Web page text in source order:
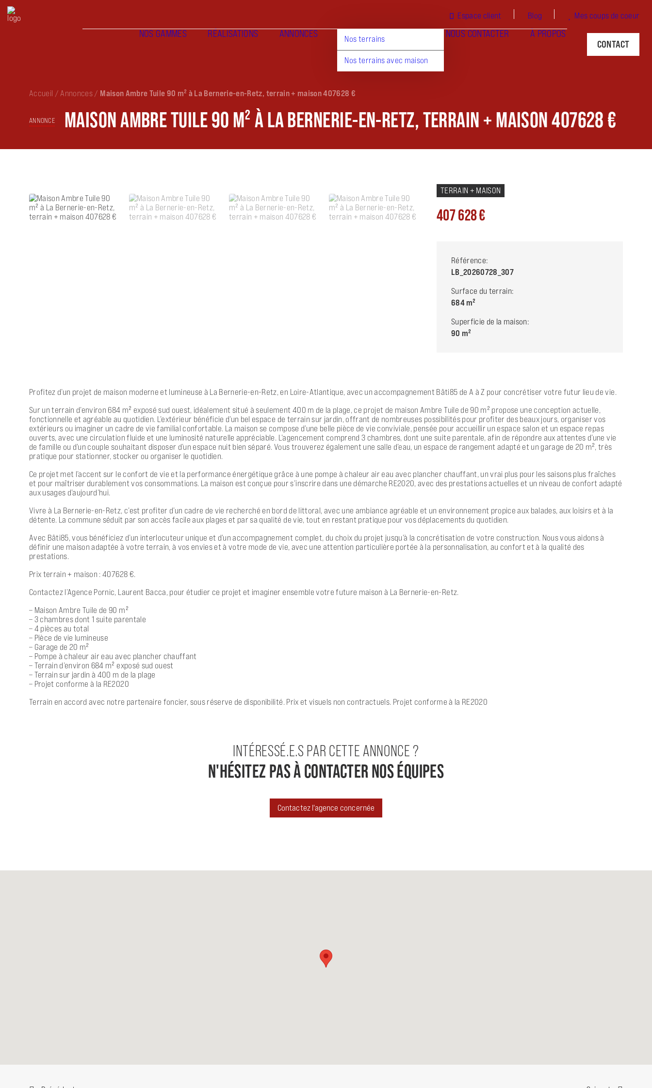
Espace client Blog Mes coups de coeur
NOS GAMMES RÉALISATIONS ANNONCES Nos terrains
Nos terrains avec maison
NOUS CONTACTER
À PROPOS
CONTACT
Accueil /Annonces / Maison Ambre Tuile 90 m² à La Bernerie-en-Retz, terrain + maison 407628 €
ANNONCE MAISON AMBRE TUILE 90 M² À LA BERNERIE-EN-RETZ, TERRAIN + MAISON 407628 €
TERRAIN + MAISON
407 628
Référence:
LB_20260728_307
Surface du terrain:
684
Superficie de la maison:
90
Profitez d’un projet de maison moderne et lumineuse à La Bernerie-en-Retz, en Loire-Atlantique, avec un accompagnement Bâti85 de A à Z pour concrétiser votre futur lieu de vie.
Sur un terrain d’environ 684 m² exposé sud ouest, idéalement situé à seulement 400 m de la plage, ce projet de maison Ambre Tuile de 90 m² propose une conception actuelle,
fonctionnelle et agréable au quotidien. L’extérieur bénéficie d’un bel espace de terrain sur jardin, offrant de nombreuses possibilités pour profiter des beaux jours, organiser vos
extérieurs ou imaginer un cadre de vie familial confortable. La maison se compose d’une belle pièce de vie conviviale, pensée pour accueillir un espace salon et un espace repas
ouverts, avec une circulation fluide et une luminosité naturelle appréciable. L’agencement comprend 3 chambres, dont une suite parentale, afin de répondre aux attentes d’une vie
de famille ou d’un couple souhaitant disposer d’un espace nuit bien séparé. Vous trouverez également une salle d’eau, un espace de rangement adapté et un garage de 20 m², très
pratique pour stationner, stocker ou organiser le quotidien.
Ce projet met l’accent sur le confort de vie et la performance énergétique grâce à une pompe à chaleur air eau avec plancher chauffant, un vrai plus pour les saisons plus fraîches
et pour maîtriser durablement vos consommations. La maison est conçue pour s’inscrire dans une démarche RE2020, avec des prestations actuelles et un niveau de confort adapté
aux usages d’aujourd’hui.
Vivre à La Bernerie-en-Retz, c’est profiter d’un cadre de vie recherché en bord de littoral, avec une ambiance agréable et un environnement propice aux balades, aux loisirs et à la
détente. La commune séduit par son accès facile aux plages et par sa qualité de vie, tout en restant pratique pour vos déplacements du quotidien.
Avec Bâti85, vous bénéficiez d’un interlocuteur unique et d’un accompagnement complet, du choix du projet jusqu’à la concrétisation de votre construction. Nous vous aidons à
définir une maison adaptée à votre terrain, à vos envies et à votre mode de vie, avec une attention particulière portée à la personnalisation, au confort et à la qualité des
prestations.
Prix terrain + maison : 407628 €.
Contactez l’Agence Pornic, Laurent Bacca, pour étudier ce projet et imaginer ensemble votre future maison à La Bernerie-en-Retz.
– Maison Ambre Tuile de 90 m²
– 3 chambres dont 1 suite parentale
– 4 pièces au total
– Pièce de vie lumineuse
– Garage de 20 m²
– Pompe à chaleur air eau avec plancher chauffant
– Terrain d’environ 684 m² exposé sud ouest
– Terrain sur jardin à 400 m de la plage
– Projet conforme à la RE2020
Terrain en accord avec notre partenaire foncier, sous réserve de disponibilité. Prix et visuels non contractuels. Projet conforme à la RE2020
N'HÉSITEZ PAS À CONTACTER NOS ÉQUIPES
INTÉRESSÉ.E.S PAR CETTE ANNONCE ?
Contactez l'agence concernée